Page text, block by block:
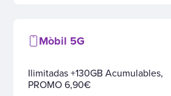
Mòbil 5G
Ilimitadas +130GB Acumulables,
PROMO 6,90€